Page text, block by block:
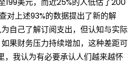
对上述93%的数据提出了新的解
自己了解订阅支出，但认知与实际
果财务压力持续增加，这种差距可
，我认为有必要承认人们越来越怀